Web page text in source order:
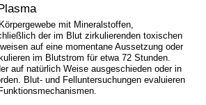
mit Mineralstoffen,
der im Blut zirkulierenden toxischen
auf eine momentane Aussetzung oder
im Blutstrom für etwa 72 Stunden.
auf natürlich Weise ausgeschieden oder in
Blut- und Felluntersuchungen evaluieren